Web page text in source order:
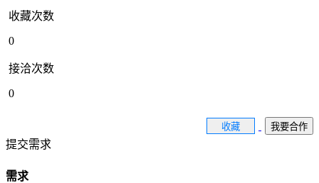
收藏次数
0
接洽次数
0
收藏 我要合作
提交需求
需求